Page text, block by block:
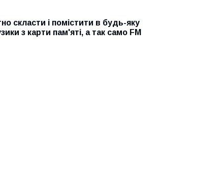
скласти і помістити в будь-яку
з карти пам'яті, а так само FM